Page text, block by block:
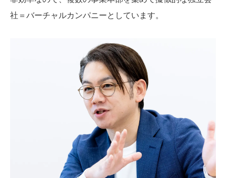
社＝バーチャルカンパニーとしています。